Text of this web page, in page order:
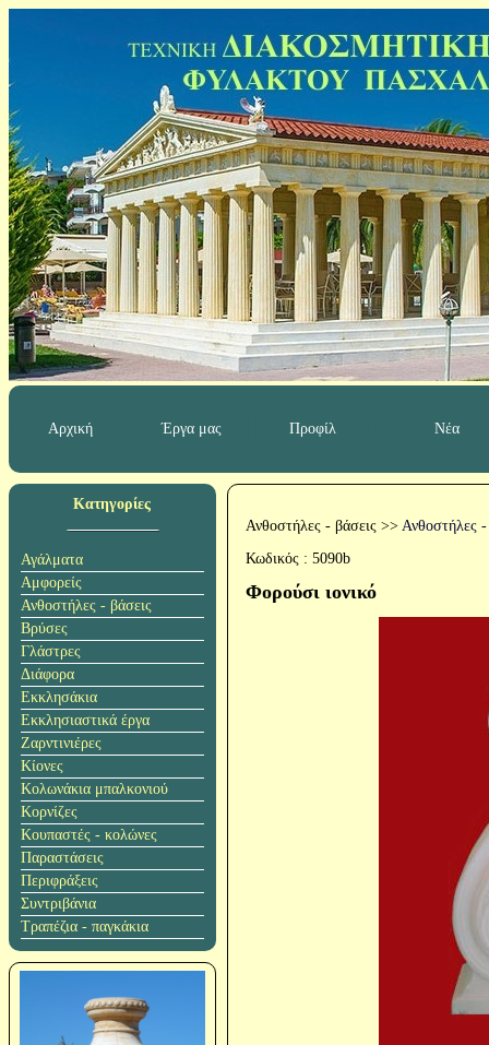
Αρχική Έργα μας Προφίλ Νέα
Κατηγορίες
Αγάλματα
Αμφορείς
Ανθοστήλες - βάσεις
Βρύσες
Γλάστρες
Διάφορα
Εκκλησάκια
Εκκλησιαστικά έργα
Ζαρντινιέρες
Κίονες
Κολωνάκια μπαλκονιού
Κορνίζες
Κουπαστές - κολώνες
Παραστάσεις
Περιφράξεις
Συντριβάνια
Τραπέζια - παγκάκια
Ανθοστήλες - βάσεις >> Ανθοστήλες -
Κωδικός : 5090b
Φορούσι ιονικό